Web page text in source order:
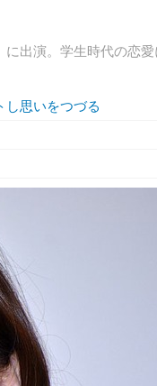
出演。学生時代の恋愛
し思いをつづる